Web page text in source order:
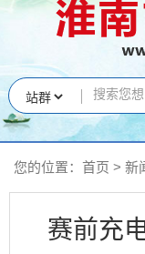
您的位置： 首页 > 新
赛前充